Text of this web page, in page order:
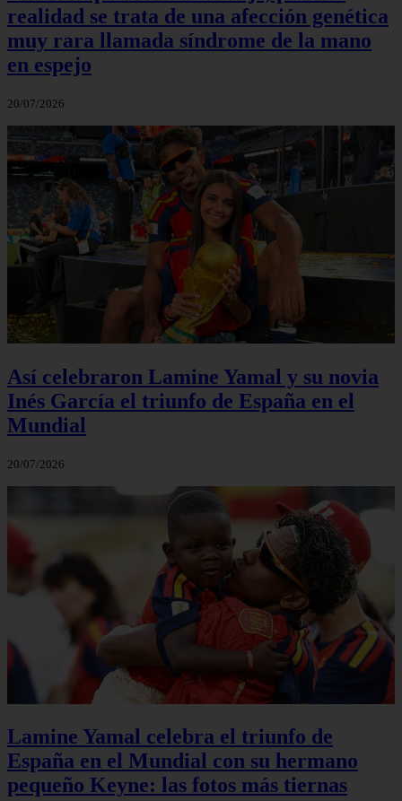
realidad se trata de una afección genética
muy rara llamada síndrome de la mano
en espejo
20/07/2026
Así celebraron Lamine Yamal y su novia
Inés García el triunfo de España en el
Mundial
20/07/2026
Lamine Yamal celebra el triunfo de
España en el Mundial con su hermano
pequeño Keyne: las fotos más tiernas